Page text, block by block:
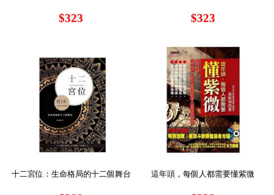
$323 $323
十二宮位：生命格局的十二個舞台 這年頭，每個人都需要懂紫微